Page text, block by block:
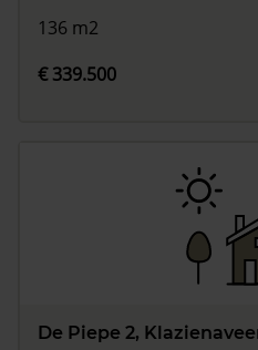
136 m2
€ 339.500
De Piepe 2,